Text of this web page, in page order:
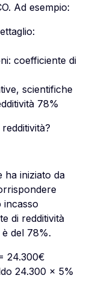
Ad esempio:
coefficiente di
scientifiche
78%
ha iniziato da
incasso
di redditività
del 78%.
24.300€
24.300 x 5%